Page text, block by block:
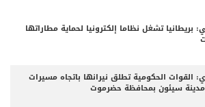
بريطانيا تشغل نظاما إلكترونيا لحماية مطاراتها
الحكومية تطلق نيرانها باتجاه مسيرات
سيئون بمحافظة حضرموت